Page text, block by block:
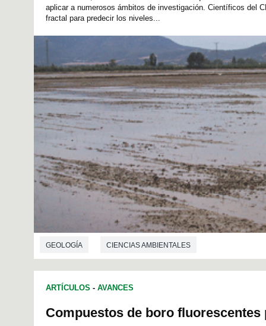
aplicar a numerosos ámbitos de investigación. Científicos del
fractal para predecir los niveles...
GEOLOGÍA CIENCIAS AMBIENTALES
ARTÍCULOS - AVANCES
Compuestos de boro fluorescentes